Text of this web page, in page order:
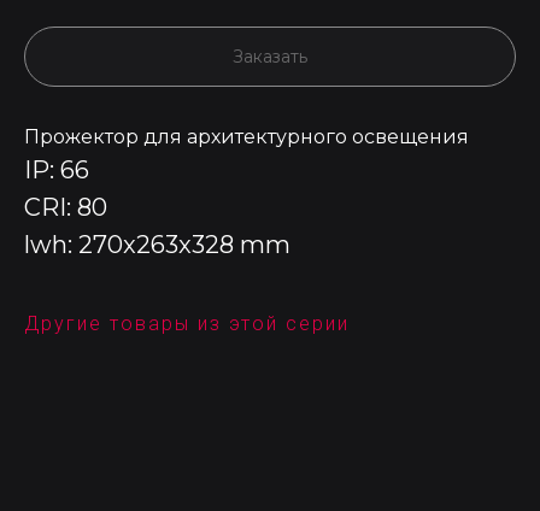
Заказать
Прожектор для архитектурного освещения
IP: 66
CRI: 80
lwh: 270x263x328 mm
Другие товары из этой серии